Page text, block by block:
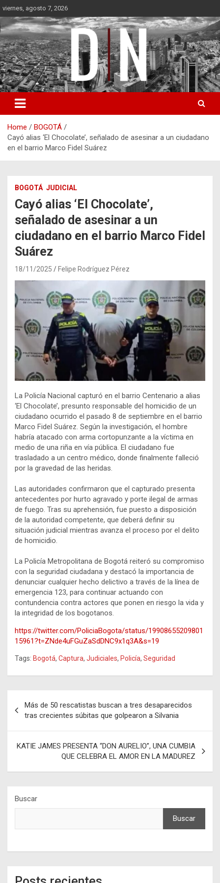
Skip
to
content
viernes, agosto 7, 2026
Diámetro Noticias
Home
BOGOTÁ
Cayó alias ‘El Chocolate’, señalado de asesinar a un ciudadano
en el barrio Marco Fidel Suárez
BOGOTÁ JUDICIAL
Cayó alias ‘El Chocolate’,
señalado de asesinar a un
ciudadano en el barrio Marco Fidel
Suárez
18/11/2025 Felipe Rodríguez Pérez
La Policía Nacional capturó en el barrio Centenario a alias
‘El Chocolate’, presunto responsable del homicidio de un
ciudadano ocurrido el pasado 8 de septiembre en el barrio
Marco Fidel Suárez. Según la investigación, el hombre
habría atacado con arma cortopunzante a la víctima en
medio de una riña en vía pública. El ciudadano fue
trasladado a un centro médico, donde finalmente falleció
por la gravedad de las heridas.
Las autoridades confirmaron que el capturado presenta
antecedentes por hurto agravado y porte ilegal de armas
de fuego. Tras su aprehensión, fue puesto a disposición
de la autoridad competente, que deberá definir su
situación judicial mientras avanza el proceso por el delito
de homicidio.
La Policía Metropolitana de Bogotá reiteró su compromiso
con la seguridad ciudadana y destacó la importancia de
denunciar cualquier hecho delictivo a través de la línea de
emergencia 123, para continuar actuando con
contundencia contra actores que ponen en riesgo la vida y
la integridad de los bogotanos.
https://twitter.com/PoliciaBogota/status/19908655209801
15961?t=ZNde4uFGuZaSdDNC9x1q3A&s=19
Tags: Bogotá, Captura, Judiciales, Policía, Seguridad
de
entradas
Más de 50 rescatistas buscan a tres desaparecidos
tras crecientes súbitas que golpearon a Silvania
KATIE JAMES PRESENTA “DON AURELIO”, UNA CUMBIA
QUE CELEBRA EL AMOR EN LA MADUREZ
Buscar
Buscar